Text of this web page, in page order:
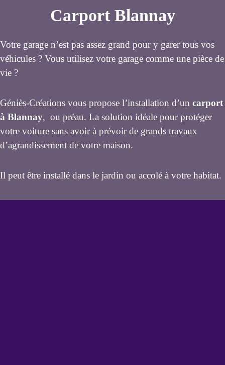
Carport Blannay
Votre garage n’est pas assez grand pour y garer tous vos
véhicules ? Vous utilisez votre garage comme une pièce de
vie ?
Géniès-Créations vous propose l’installation d’un carport
à Blannay, ou préau. La solution idéale pour protéger
votre voiture sans avoir à prévoir de grands travaux
d’agrandissement de votre maison.
Il peut être installé dans le jardin ou accolé à votre habitat.